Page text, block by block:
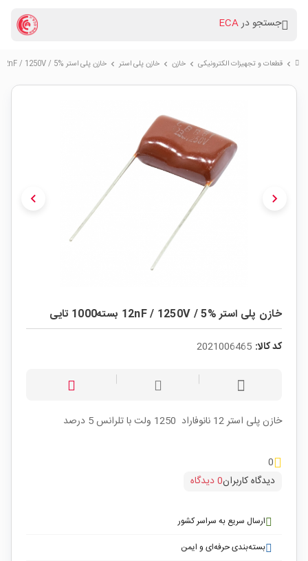
جستجو درECA
chevron_right قطعات و تجهیزات الکترونیکی chevron_right خازن chevron_right خازن پلی استر chevron_right خازن پلی استر %5 / 12nF / 1250V بسته1000 تایی
chevron_left chevron_right
خازن پلی استر %5 / 12nF / 1250V بسته1000 تایی
کد کالا: 2021006465
خازن پلی استر 12 نانوفاراد 1250 ولت با تلرانس 5 درصد
0
دیدگاه کاربران0 دیدگاه
ارسال سریع به سراسر کشور
بسته‌بندی حرفه‌ای و ایمن